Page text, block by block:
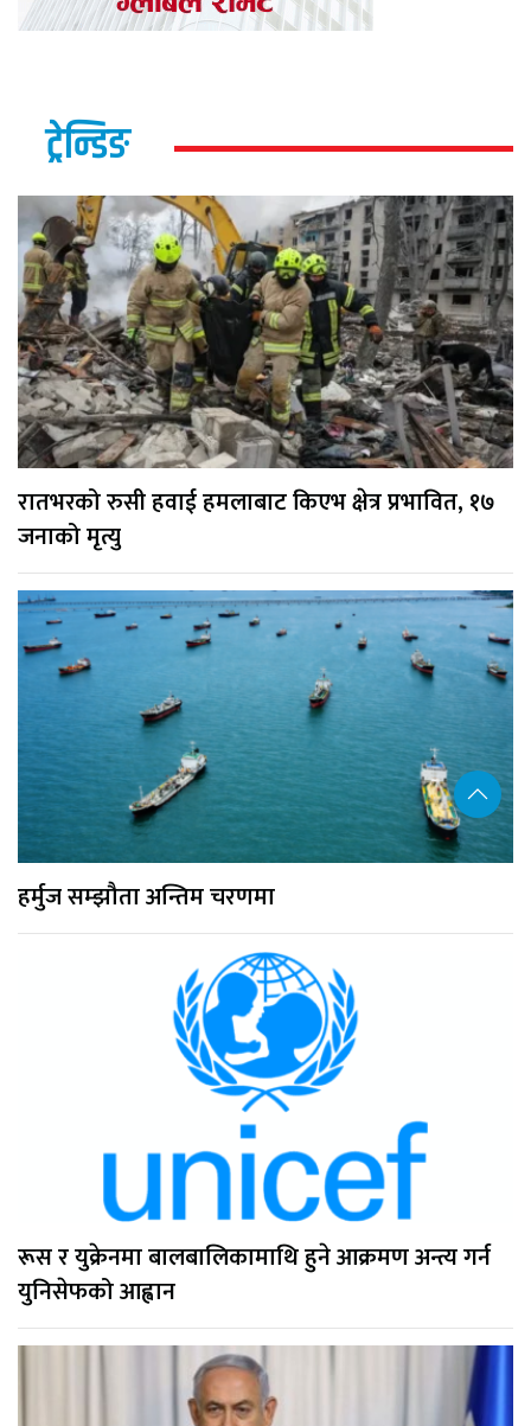
ट्रेन्डिङ
रातभरको रुसी हवाई हमलाबाट किएभ क्षेत्र प्रभावित, १७
जनाको मृत्यु
हर्मुज सम्झौता अन्तिम चरणमा
रूस र युक्रेनमा बालबालिकामाथि हुने आक्रमण अन्त्य गर्न
युनिसेफको आह्वान